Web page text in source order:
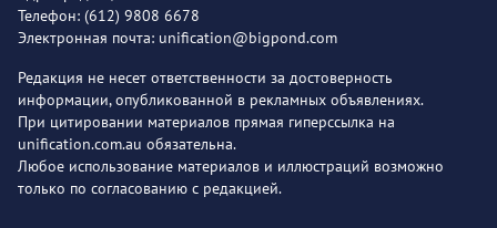
Телефон: (612) 9808 6678
Электронная почта: unification@bigpond.com
Редакция не несет ответственности за достоверность
информации, опубликованной в рекламных объявлениях.
При цитировании материалов прямая гиперссылка на
unification.com.au обязательна.
Любое использование материалов и иллюстраций возможно
только по согласованию с редакцией.